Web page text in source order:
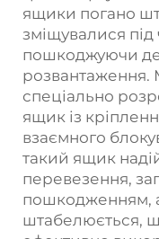
ящики погано
зміщувалися
пошкоджуючи
розвантаження.
спеціально
ящик із
взаємного
такий ящик
перевезення,
пошкодженням,
штабелюється,